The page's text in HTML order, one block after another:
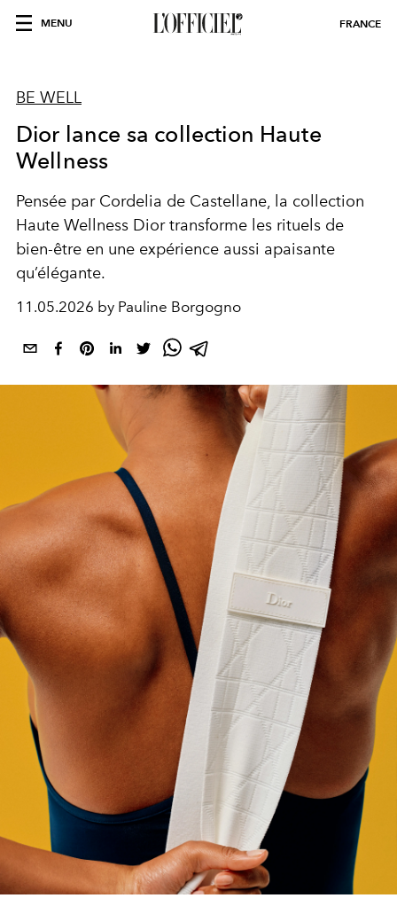
MENU FRANCE
BE WELL
Dior lance sa collection Haute
Wellness
Pensée par Cordelia de Castellane, la collection
Haute Wellness Dior transforme les rituels de
bien-être en une expérience aussi apaisante
qu’élégante.
11.05.2026 by Pauline Borgogno